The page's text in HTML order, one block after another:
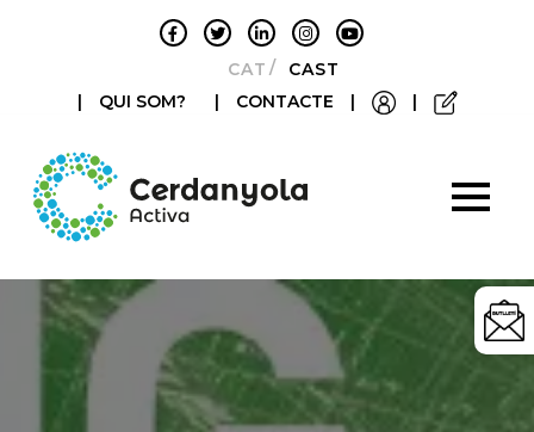
CATALÀCASTELLANO
|
QUI SOM? | CONTACTE | |